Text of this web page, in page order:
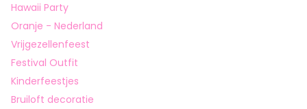
Hawaii Party
Oranje - Nederland
Vrijgezellenfeest
Festival Outfit
Kinderfeestjes
Bruiloft decoratie